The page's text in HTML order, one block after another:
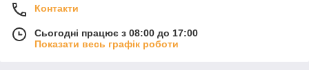
Контакти
Сьогодні працює з 08:00 до 17:00
Показати весь графік роботи